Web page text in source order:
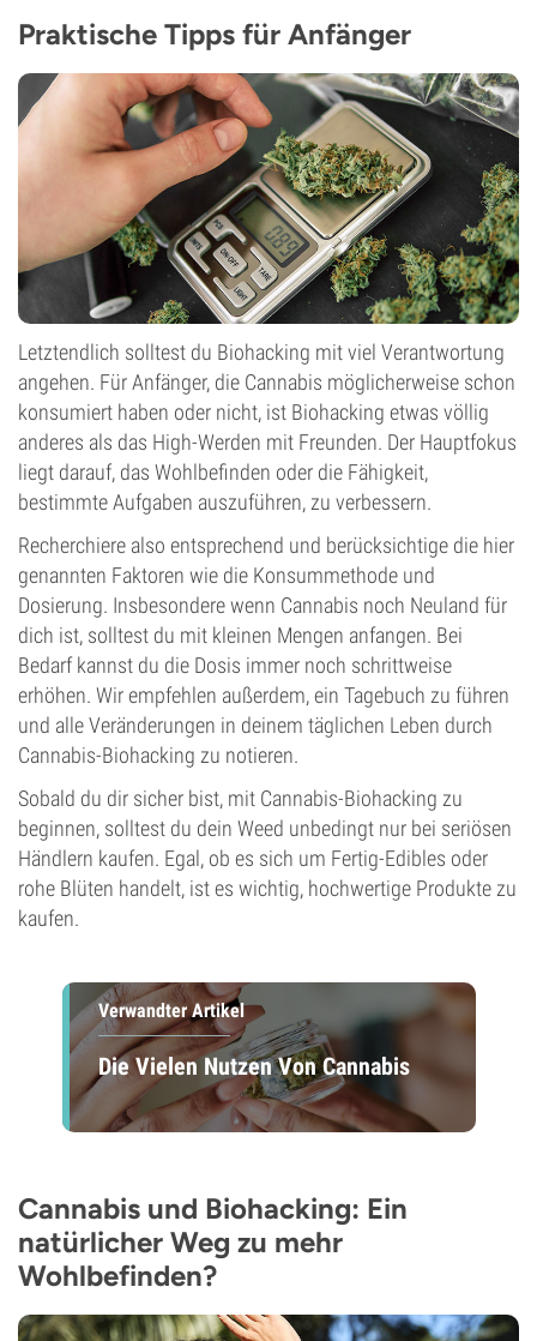
Praktische Tipps für Anfänger
Letztendlich solltest du Biohacking mit viel Verantwortung
angehen. Für Anfänger, die Cannabis möglicherweise schon
konsumiert haben oder nicht, ist Biohacking etwas völlig
anderes als das High-Werden mit Freunden. Der Hauptfokus
liegt darauf, das Wohlbefinden oder die Fähigkeit,
bestimmte Aufgaben auszuführen, zu verbessern.
Recherchiere also entsprechend und berücksichtige die hier
genannten Faktoren wie die Konsummethode und
Dosierung. Insbesondere wenn Cannabis noch Neuland für
dich ist, solltest du mit kleinen Mengen anfangen. Bei
Bedarf kannst du die Dosis immer noch schrittweise
erhöhen. Wir empfehlen außerdem, ein Tagebuch zu führen
und alle Veränderungen in deinem täglichen Leben durch
Cannabis-Biohacking zu notieren.
Sobald du dir sicher bist, mit Cannabis-Biohacking zu
beginnen, solltest du dein Weed unbedingt nur bei seriösen
Händlern kaufen. Egal, ob es sich um Fertig-Edibles oder
rohe Blüten handelt, ist es wichtig, hochwertige Produkte zu
kaufen.
Verwandter Artikel
Die Vielen Nutzen Von Cannabis
Cannabis und Biohacking: Ein
natürlicher Weg zu mehr
Wohlbefinden?